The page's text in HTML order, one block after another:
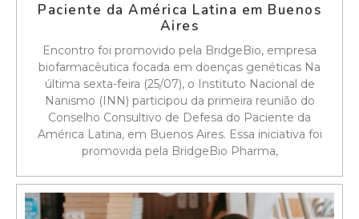
Paciente da América Latina em Buenos
Aires
Encontro foi promovido pela BridgeBio, empresa
biofarmacêutica focada em doenças genéticas Na
última sexta-feira (25/07), o Instituto Nacional de
Nanismo (INN) participou da primeira reunião do
Conselho Consultivo de Defesa do Paciente da
América Latina, em Buenos Aires. Essa iniciativa foi
promovida pela BridgeBio Pharma,